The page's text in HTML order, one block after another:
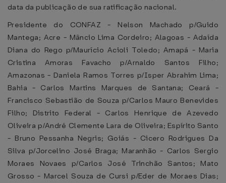
data da publicação de sua ratificação nacional.
Presidente do CONFAZ - Nelson Machado p/Guido
Mantega; Acre - Mâncio Lima Cordeiro; Alagoas - Adaída
Diana do Rego p/Maurício Acioli Toledo; Amapá - Maria
Cristina Amoras Favacho p/Arnaldo Santos Filho;
Amazonas - Daniela Ramos Torres p/Isper Abrahim Lima;
Bahia - Carlos Martins Marques de Santana; Ceará -
Francisco Sebastião de Souza p/Carlos Mauro Benevides
Filho; Distrito Federal - Carlos Henrique de Azevedo
Oliveira p/André Clemente Lara de Oliveira; Espírito Santo
- Bruno Pessanha Negris; Goiás - Cicero Rodrigues Da
Silva p/Jorcelino José Braga; Maranhão - Carlos Sergio
Moraes Novaes p/Carlos José Trinchão Santos; Mato
Grosso - Marcel Souza de Cursi p/Eder de Moraes Dias;